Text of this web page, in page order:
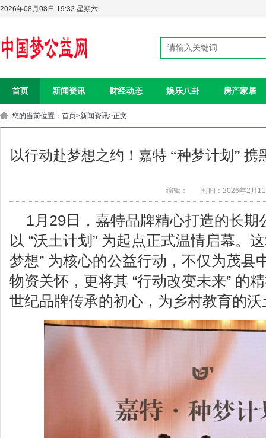
2026年08月08日 19:32 星期六
首页 新闻资讯 财经动态 娱乐八卦 房产家居
您的当前位置： 首页>新闻资讯>正文
以行动赴梦想之约！嘉特 “种梦计划”
编辑： 时间：2026年2月
1月29日，嘉特品牌精心打造的长期
以 “沃土计划” 为起点正式温情启幕。
梦想” 为核心的公益行动，不仅为茂县
物资关怀，更将其 “行动改变未来” 的
世纪品牌传承的初心，为乡村教育的